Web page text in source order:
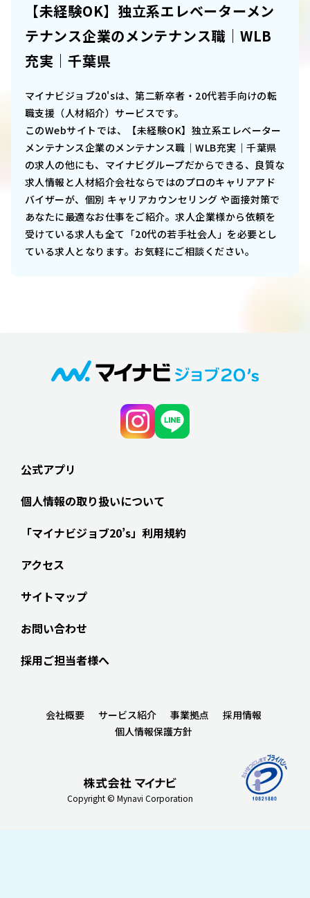
【未経験OK】独立系エレベーターメン
テナンス企業のメンテナンス職｜WLB
充実｜千葉県
マイナビジョブ20'sは、第二新卒者・20代若手向けの転
職支援（人材紹介）サービスです。
このWebサイトでは、
【未経験OK】独立系エレベーター
メンテナンス企業のメンテナンス職｜WLB充実｜千葉県
の求人の他にも、マイナビグループだからできる、良質な
求人情報と人材紹介会社ならではのプロのキャリアアド
バイザーが、個別 キャリアカウンセリング や面接対策で
あなたに最適なお仕事をご紹介。求人企業様から依頼を
受けている求人も全て「20代の若手社会人」を必要とし
ている求人となります。お気軽にご相談ください。
公式アプリ
個人情報の取り扱いについて
「マイナビジョブ20’s」利用規約
アクセス
サイトマップ
お問い合わせ
採用ご担当者様へ
Copyright © Mynavi Corporation
会社概要 サービス紹介 事業拠点
採用情報
個人情報保護方針